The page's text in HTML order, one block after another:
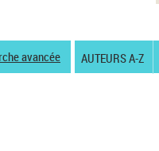
avancée AUTEURS A-Z